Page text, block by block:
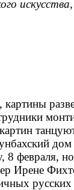
дом
8 февраля,
Ирене